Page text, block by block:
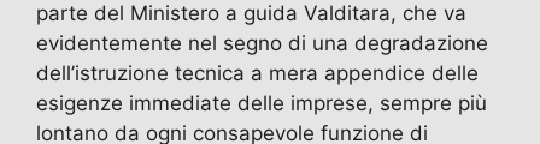
parte del Ministero a guida Valditara, che va
evidentemente nel segno di una degradazione
dell’istruzione tecnica a mera appendice delle
esigenze immediate delle imprese, sempre più
lontano da ogni consapevole funzione di